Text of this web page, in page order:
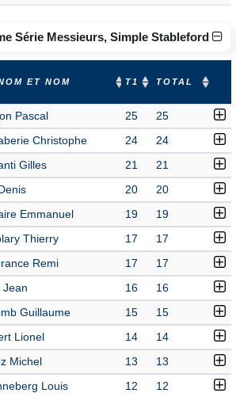
Série Messieurs, Simple Stableford
ET NOM T1 TOTAL
Pascal 25 25
Christophe 24 24
Gilles 21 21
20 20
Emmanuel 19 19
Thierry 17 17
Remi 17 17
Jean 16 16
Guillaume 15 15
Lionel 14 14
Michel 13 13
Louis 12 12